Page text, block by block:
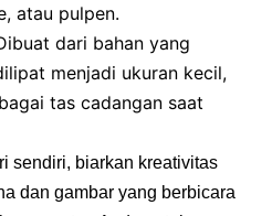
atau pulpen.
dari bahan yang
menjadi ukuran kecil,
tas cadangan saat
sendiri, biarkan kreativitas
dan gambar yang berbicara